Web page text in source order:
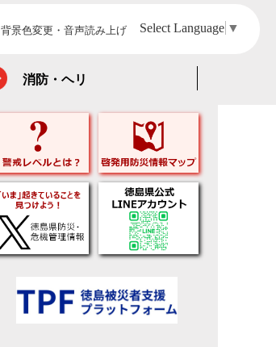
背景色変更・音声読み上げ Select Language ▼
消防・ヘリ